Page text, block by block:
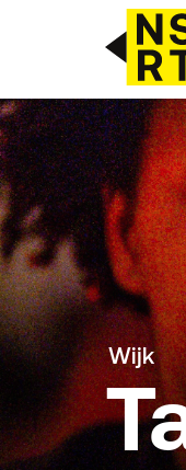
team
over
Wijk